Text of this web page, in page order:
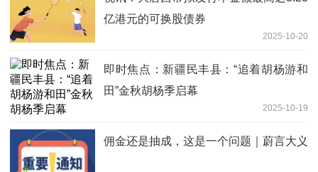
亿港元的可换股债券
2025-10-20
即时焦点：新疆民丰县：“追着胡杨游和
田”金秋胡杨季启幕
2025-10-19
佣金还是抽成，这是一个问题｜蔚言大义